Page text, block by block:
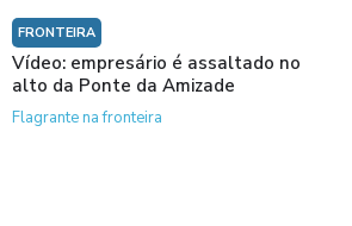
FRONTEIRA
Vídeo: empresário é assaltado no
alto da Ponte da Amizade
Flagrante na fronteira